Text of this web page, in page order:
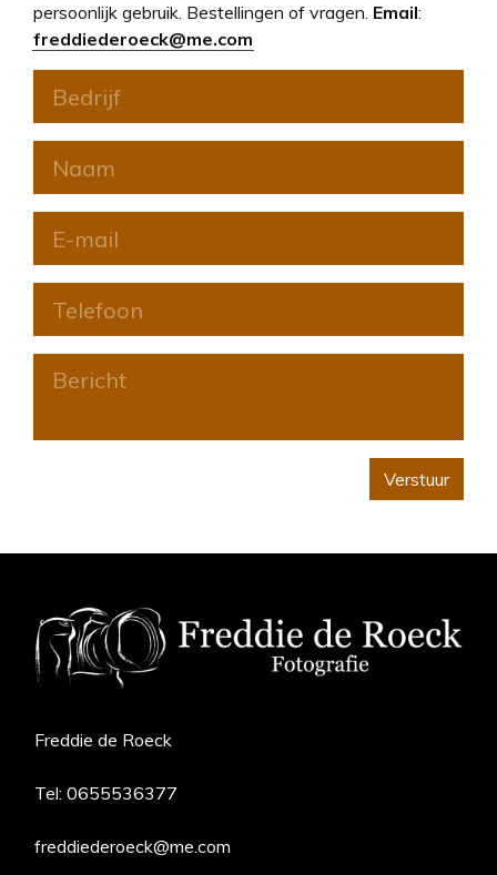
persoonlijk gebruik. Bestellingen of vragen. Email:
freddiederoeck@me.com
Verstuur
Freddie de Roeck
Tel: 0655536377
freddiederoeck@me.com